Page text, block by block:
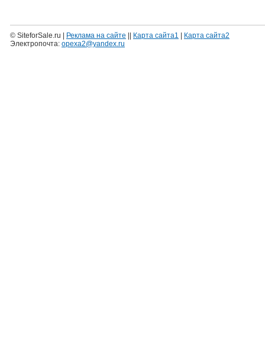
© SiteforSale.ru | Реклама на сайте Карта сайта1
Карта сайта2
Электропочта: opexa2@yandex.ru